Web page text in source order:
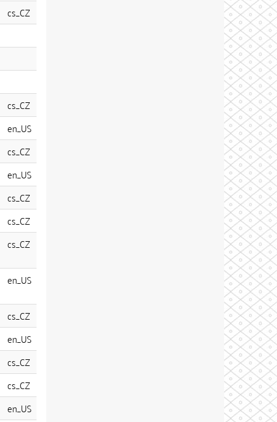
cs_CZ
cs_CZ
en_US
cs_CZ
en_US
cs_CZ
cs_CZ
cs_CZ
en_US
cs_CZ
en_US
cs_CZ
cs_CZ
en_US